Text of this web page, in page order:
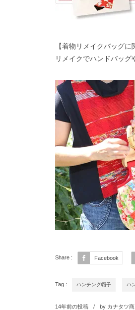
【着物リメイクバッグ
リメイクでハンドバッ
Share : Facebook
Tag : ハンチング帽子 ハ
14年前の投稿 by カナタツ